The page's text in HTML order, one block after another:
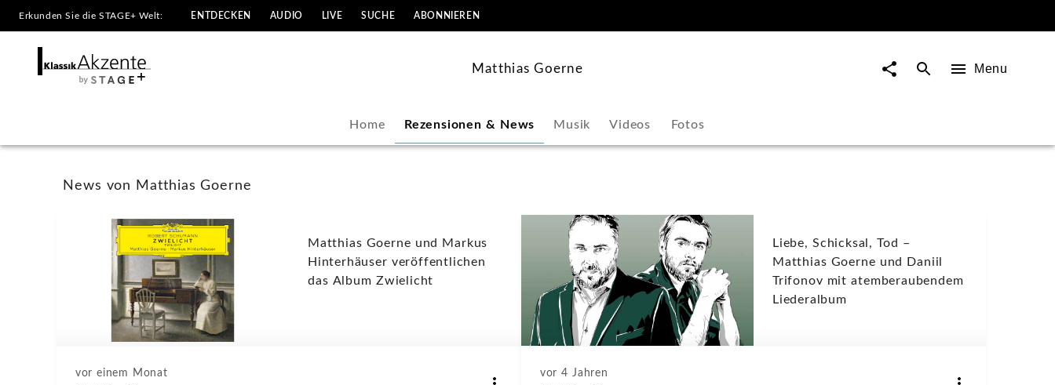
Matthias
Goerne
Neuigkeiten
KlassikAkzente
Erkunden Sie die STAGE+ Welt: ENTDECKEN AUDIO LIVE SUCHE ABONNIEREN
Matthias Goerne Menu
Home Rezensionen & News Musik Videos Fotos
News von Matthias Goerne
Matthias Goerne und Markus
Hinterhäuser veröffentlichen
das Album Zwielicht
vor einem Monat
Liebe, Schicksal, Tod –
Matthias Goerne und Daniil
Trifonov mit atemberaubendem
Liederalbum
vor 4 Jahren